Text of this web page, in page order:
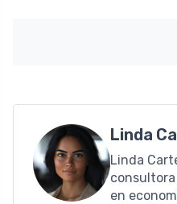
Linda
Linda
en